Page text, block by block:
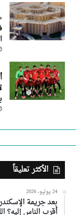
الأكثر تعليقاً
24 يوليو، 2026
بعد جريمة